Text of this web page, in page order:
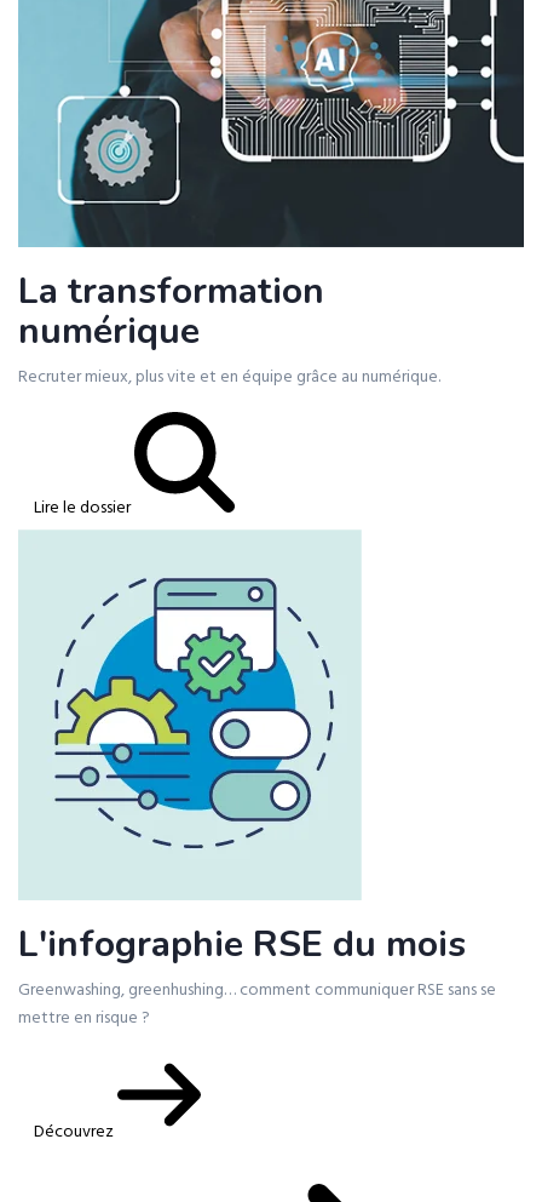
La transformation
numérique
Recruter mieux, plus vite et en équipe grâce au numérique.
Lire le dossier
L'infographie RSE du mois
Greenwashing, greenhushing… comment communiquer RSE sans se
mettre en risque ?
Découvrez